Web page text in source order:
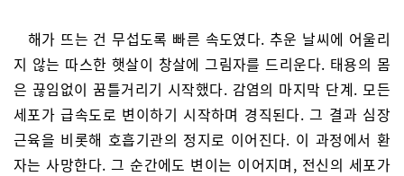
해가 뜨는 건 무섭도록 빠른 속도였다. 추운 날씨에 어울리
지 않는 따스한 햇살이 창살에 그림자를 드리운다. 태용의 몸
은 끊임없이 꿈틀거리기 시작했다. 감염의 마지막 단계. 모든
세포가 급속도로 변이하기 시작하며 경직된다. 그 결과 심장
근육을 비롯해 호흡기관의 정지로 이어진다. 이 과정에서 환
자는 사망한다. 그 순간에도 변이는 이어지며, 전신의 세포가